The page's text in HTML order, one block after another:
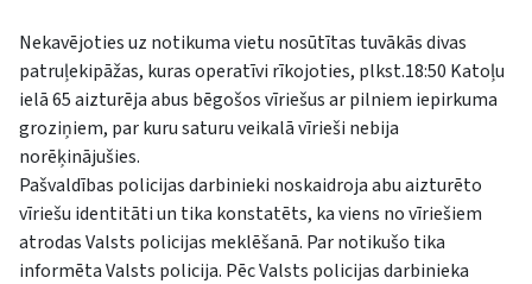
Nekavējoties uz notikuma vietu nosūtītas tuvākās divas
patruļekipāžas, kuras operatīvi rīkojoties, plkst.18:50 Katoļu
ielā 65 aizturēja abus bēgošos vīriešus ar pilniem iepirkuma
groziņiem, par kuru saturu veikalā vīrieši nebija
norēķinājušies.
Pašvaldības policijas darbinieki noskaidroja abu aizturēto
vīriešu identitāti un tika konstatēts, ka viens no vīriešiem
atrodas Valsts policijas meklēšanā. Par notikušo tika
informēta Valsts policija. Pēc Valsts policijas darbinieka